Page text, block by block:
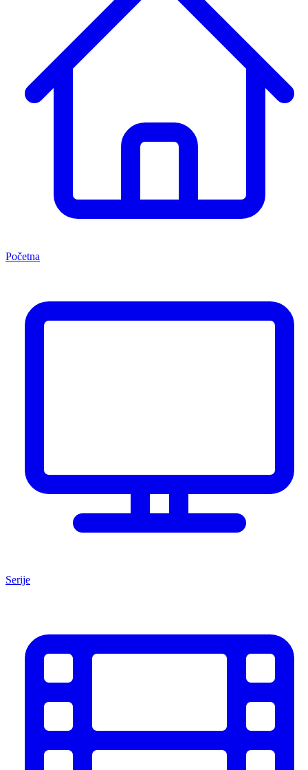
Početna
Serije